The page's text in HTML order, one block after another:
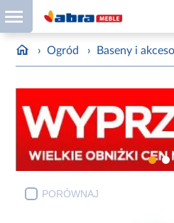
› Ogród › Baseny i
PORÓWNAJ